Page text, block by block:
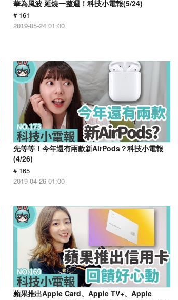
華為風波 延燒一整週！科技小電報(5/24)
# 161
2019-05-24 01:00
先等等！今年還有兩款新AirPods？科技小電報
(4/26)
# 165
2019-04-26 01:00
蘋果推出Apple Card、Apple TV+、Apple